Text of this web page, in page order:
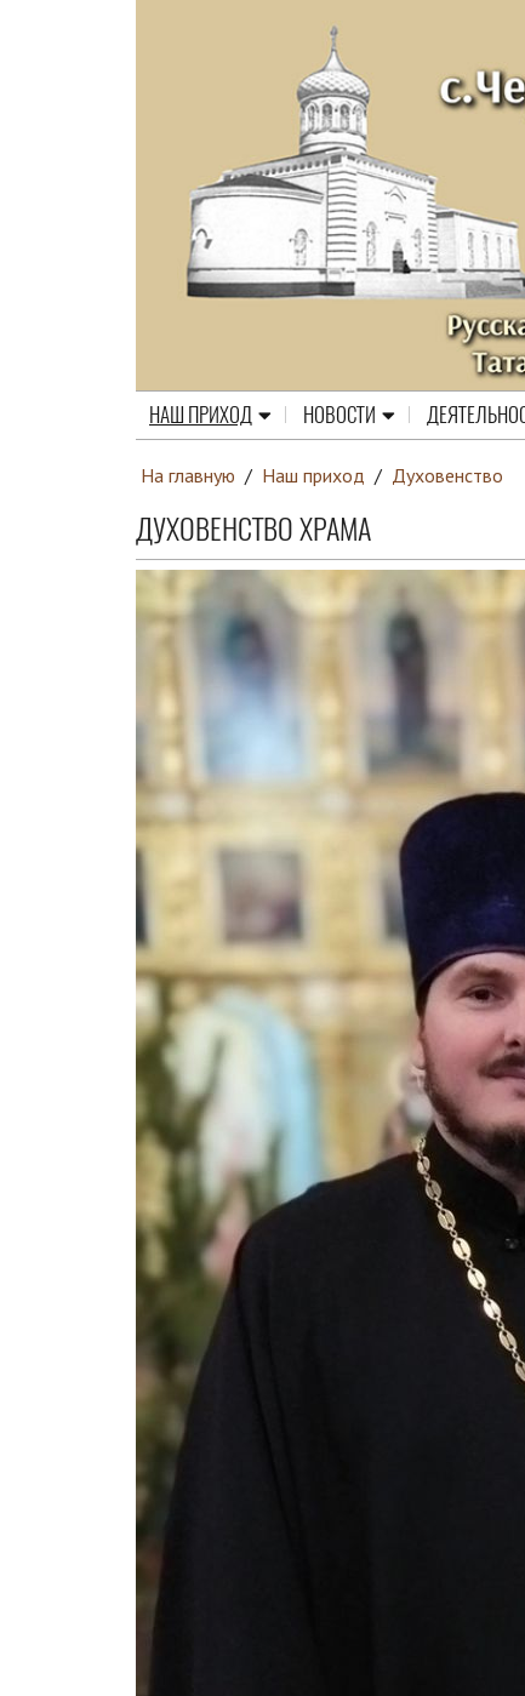
НАШ ПРИХОД НОВОСТИ
На главную / Наш приход / Духовенство
ДУХОВЕНСТВО ХРАМА